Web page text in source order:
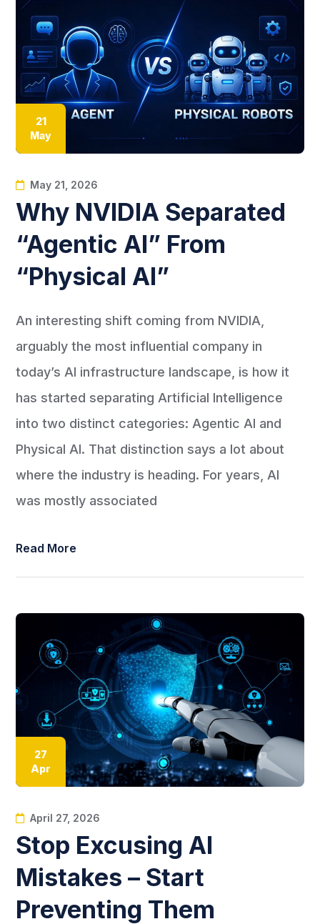
21
May
May 21, 2026
Why NVIDIA Separated
“Agentic AI” From
“Physical AI”
An interesting shift coming from NVIDIA,
arguably the most influential company in
today’s AI infrastructure landscape, is how it
has started separating Artificial Intelligence
into two distinct categories: Agentic AI and
Physical AI. That distinction says a lot about
where the industry is heading. For years, AI
was mostly associated
Read More
27
Apr
April 27, 2026
Stop Excusing AI
Mistakes – Start
Preventing Them